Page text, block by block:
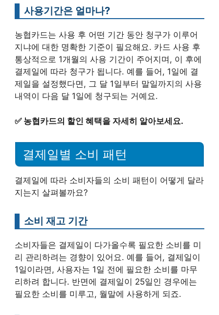
사용기간은 얼마나?
농협카드는 사용 후 어떤 기간 동안 청구가 이루어
지냐에 대한 명확한 기준이 필요해요. 카드 사용 후
통상적으로 1개월의 사용 기간이 주어지며, 이 후에
결제일에 따라 청구가 됩니다. 예를 들어, 1일에 결
제일을 설정했다면, 그 달 1일부터 말일까지의 사용
내역이 다음 달 1일에 청구되는 거예요.
✅ 농협카드의 할인 혜택을 자세히 알아보세요.
결제일별 소비 패턴
결제일에 따라 소비자들의 소비 패턴이 어떻게 달라
지는지 살펴볼까요?
소비 재고 기간
소비자들은 결제일이 다가올수록 필요한 소비를 미
리 관리하려는 경향이 있어요. 예를 들어, 결제일이
1일이라면, 사용자는 1일 전에 필요한 소비를 마무
리하려 합니다. 반면에 결제일이 25일인 경우에는
필요한 소비를 미루고, 월말에 사용하게 되죠.